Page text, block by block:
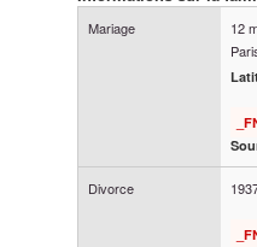
Mariage
12
Divorce